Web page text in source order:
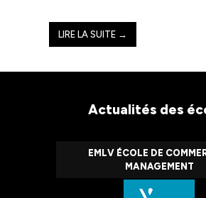
LIRE LA SUITE →
Actualités des
EMLV ÉCOLE DE
MANAGEMENT